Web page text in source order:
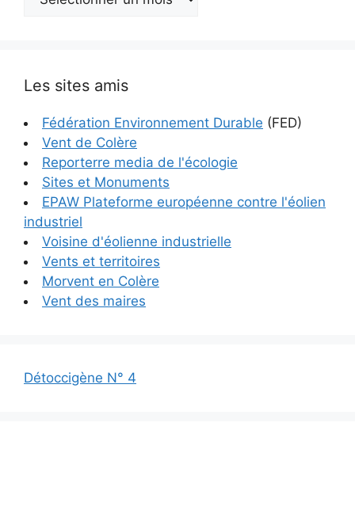
Les sites amis
Fédération Environnement Durable (FED)
Vent de Colère
Reporterre media de l'écologie
Sites et Monuments
EPAW Plateforme européenne contre l'éolien
industriel
Voisine d'éolienne industrielle
Vents et territoires
Morvent en Colère
Vent des maires
Détoccigène N° 4